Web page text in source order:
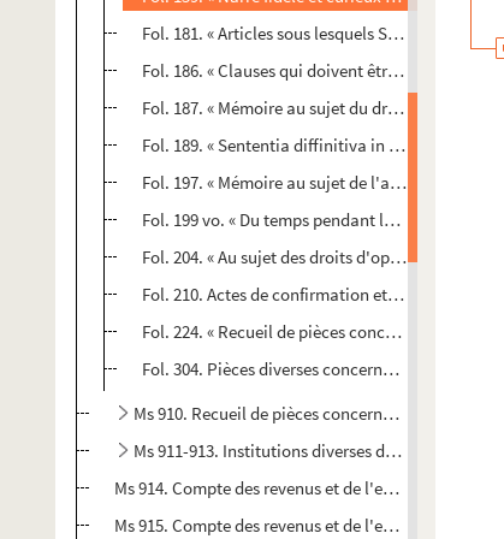
Fol. 181. « Articles sous lesquels Son Altesse
Fol. 186. « Clauses qui doivent être insérées
Fol. 187. « Mémoire au sujet du droit de
Fol. 189. « Sententia diffinitiva in causa
Fol. 197. « Mémoire au sujet de l'archevêché de
Fol. 199 vo. « Du temps pendant lequel les
Fol. 204. « Au sujet des droits d'option et autres
Fol. 210. Actes de confirmation et de
Fol. 224. « Recueil de pièces concernant les
Fol. 304. Pièces diverses concernant les droits
Ms 910. Recueil de pièces concernant les
Ms 911-913. Institutions diverses de la Franche-
Ms 914. Compte des revenus et de l'entretien des
Ms 915. Compte des revenus et de l'entretien des